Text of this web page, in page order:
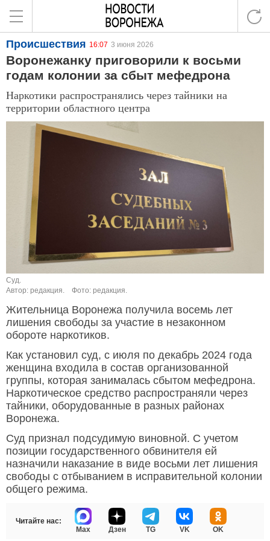
Происшествия 16:07 3 июня 2026
Воронежанку приговорили к восьми
годам колонии за сбыт мефедрона
Наркотики распространялись через тайники на
территории областного центра
Суд.
Автор: редакция.
Фото: редакция.
Жительница Воронежа получила восемь лет
лишения свободы за участие в незаконном
обороте наркотиков.
Как установил суд, с июля по декабрь 2024 года
женщина входила в состав организованной
группы, которая занималась сбытом мефедрона.
Наркотическое средство распространяли через
тайники, оборудованные в разных районах
Воронежа.
Суд признал подсудимую виновной. С учетом
позиции государственного обвинителя ей
назначили наказание в виде восьми лет лишения
свободы с отбыванием в исправительной колонии
общего режима.
Читайте нас:
Max
Дзен TG VK OK